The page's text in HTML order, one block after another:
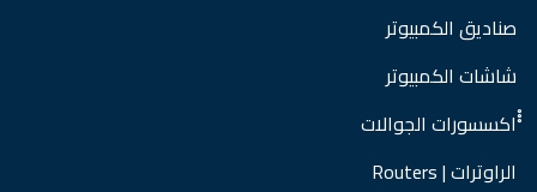
صناديق الكمبيوتر
شاشات الكمبيوتر
ْْْاكسسورات الجوالات
الراوترات | Routers